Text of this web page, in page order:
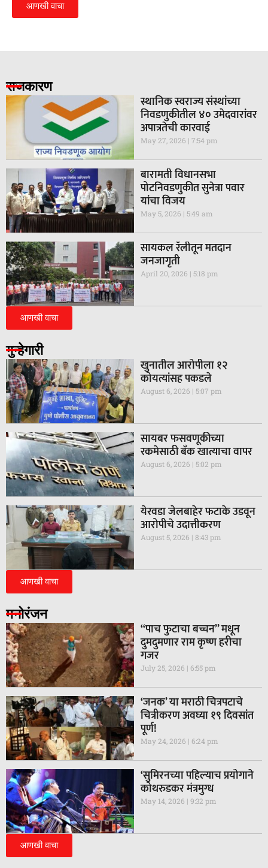
आणखी वाचा
राजकारण
स्थानिक स्वराज्य संस्थांच्या
निवडणुकीतील ४० उमेदवारांवर
अपात्रतेची कारवाई
May 27, 2026 7:54 pm
बारामती विधानसभा
पोटनिवडणुकीत सुनेत्रा पवार
यांचा विजय
May 5, 2026 5:49 am
सायकल रॅलीतून मतदान
जनजागृती
April 20, 2026 5:18 pm
आणखी वाचा
गुन्हेगारी
खुनातील आरोपीला १२
कोयत्यांसह पकडले
August 6, 2026 5:07 pm
सायबर फसवणूकीच्या
रकमेसाठी बँक खात्याचा वापर
August 6, 2026 5:02 pm
येरवडा जेलबाहेर फटाके उडवून
आरोपीचे उदात्तीकरण
August 5, 2026 8:43 pm
आणखी वाचा
मनोरंजन
“पाच फुटाचा बच्चन” मधून
दुमदुमणार राम कृष्ण हरीचा
गजर
July 25, 2026 6:55 pm
‘जनक’ या मराठी चित्रपटाचे
चित्रीकरण अवघ्या १९ दिवसांत
पूर्ण!
May 24, 2026 6:24 pm
‘सुमिरनच्या पहिल्याच प्रयोगाने
कोथरुडकर मंत्रमुग्ध
May 14, 2026 9:32 pm
आणखी वाचा